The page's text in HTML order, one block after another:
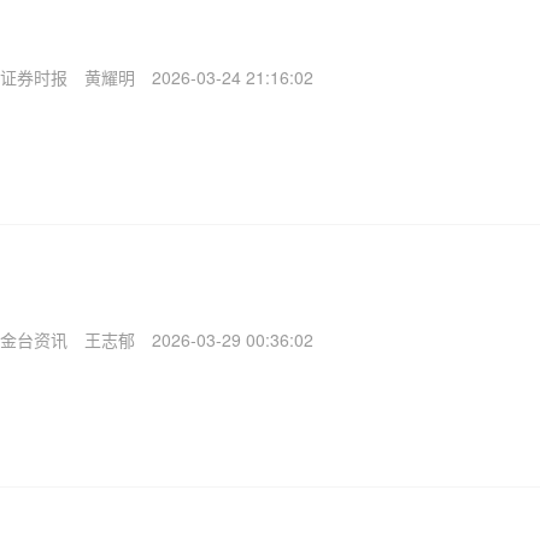
证券时报 黄耀明 2026-03-24 21:16:02
金台资讯 王志郁 2026-03-29 00:36:02